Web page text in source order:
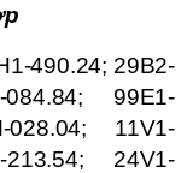
490.24; 29B2-
99E1-
028.04; 11V1-
24V1-